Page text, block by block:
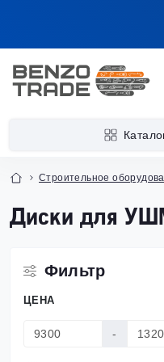
Строительное
Диски для
Фильтр
ЦЕНА
-